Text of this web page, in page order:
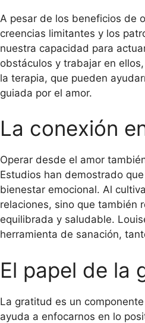
A pesar de los beneficios de
creencias limitantes y los
nuestra capacidad para
obstáculos y trabajar en
la terapia, que pueden
guiada por el amor.
La conexión
Operar desde el amor
Estudios han demostrado
bienestar emocional. Al
relaciones, sino que también
equilibrada y saludable.
herramienta de sanación,
El papel de la
La gratitud es un
ayuda a enfocarnos en lo